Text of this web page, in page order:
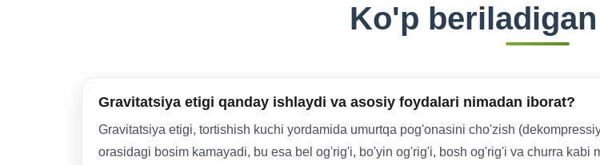
Ko'p
Gravitatsiya etigi qanday ishlaydi va asosiy foydalari nimadan iborat?
Gravitatsiya etigi, tortishish kuchi yordamida umurtqa pog'onasini cho'zish
orasidagi bosim kamayadi, bu esa bel og'rig'i, bo'yin og'rig'i, bosh og'rig'i va churra